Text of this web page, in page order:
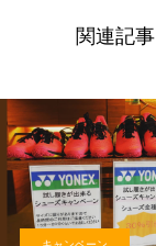
関連記事